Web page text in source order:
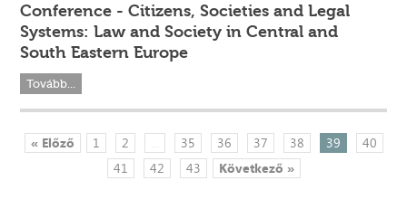
Conference - Citizens, Societies and Legal
Systems: Law and Society in Central and
South Eastern Europe
Tovább...
« Előző 1 2 ... 35 36 37 38 39
40
41
42 43 Következő »